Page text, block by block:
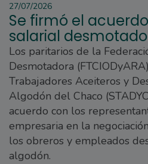
27/07/2026
Se firmó el
salarial
Los paritarios de la
Desmotadora
Trabajadores Aceiteros y
Algodón del Chaco
acuerdo con los
empresaria en la
los obreros y empleados
algodón.